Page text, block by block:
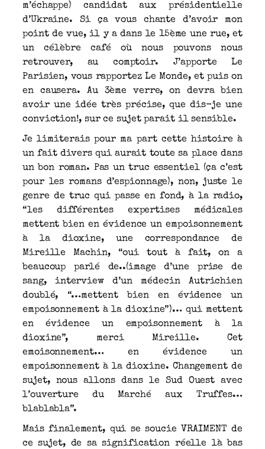
m’échappe) candidat aux présidentielle
d’Ukraine. Si ça vous chante d’avoir mon
point de vue, il y a dans le 15ème une rue, et
un célèbre café où nous pouvons nous
retrouver, au comptoir. J’apporte Le
Parisien, vous rapportez Le Monde, et puis on
en causera. Au 3ème verre, on devra bien
avoir une idée très précise, que dis-je une
conviction!, sur ce sujet parait il sensible.
Je limiterais pour ma part cette histoire à
un fait divers qui aurait toute sa place dans
un bon roman. Pas un truc essentiel (ça c’est
pour les romans d’espionnage), non, juste le
genre de truc qui passe en fond, à la radio,
“les différentes expertises médicales
mettent bien en évidence un empoisonnement
à la dioxine, une correspondance de
Mireille Machin, “oui tout à fait, on a
beaucoup parlé de..(image d’une prise de
sang, interview d’un médecin Autrichien
doublé, “…mettent bien en évidence un
empoisonnement à la dioxine”)… qui mettent
en évidence un empoisonnement à la
dioxine”, merci Mireille. Cet
emoisonnement… en évidence un
empoisonnement à la dioxine. Changement de
sujet, nous allons dans le Sud Ouest avec
l’ouverture du Marché aux Truffes…
blablabla”.
Mais finalement, qui se soucie VRAIMENT de
ce sujet, de sa signification réelle là bas